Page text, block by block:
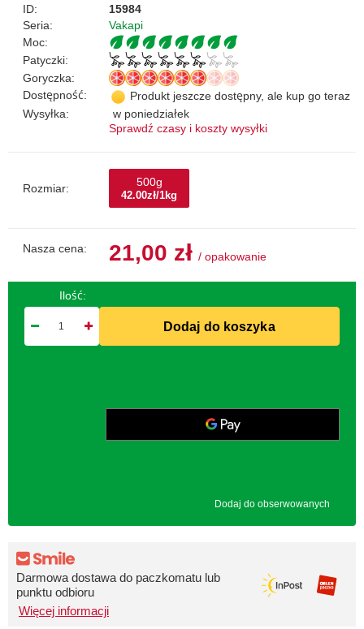
ID:
15984
Seria:
Vakapi
Moc:
Patyczki:
Goryczka:
Dostępność:
Produkt jeszcze dostępny, ale kup go teraz
Wysyłka:
w poniedziałek
Sprawdź czasy i koszty wysyłki
Rozmiar: 500g
42.00zł/1kg
Nasza cena: 21,00 zł / opakowanie
Ilość:
Dodaj do koszyka
Dodaj do obserwowanych
Darmowa dostawa do paczkomatu lub
punktu odbioru
Więcej informacji